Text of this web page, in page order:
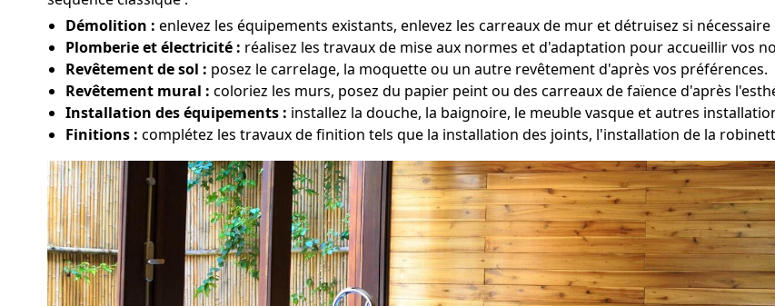
Démolition : enlevez les équipements existants, enlevez les carreaux de mur et détruisez si nécessaire
Plomberie et électricité : réalisez les travaux de mise aux normes et d'adaptation pour accueillir vos
Revêtement de sol : posez le carrelage, la moquette ou un autre revêtement d'après vos préférences.
Revêtement mural : coloriez les murs, posez du papier peint ou des carreaux de faïence d'après
Installation des équipements : installez la douche, la baignoire, le meuble vasque et autres
Finitions : complétez les travaux de finition tels que la installation des joints, l'installation de la